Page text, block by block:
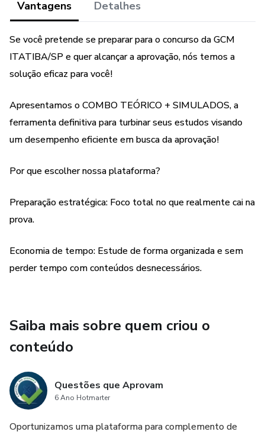
questões e simulados) até a data da prova
7. Após confirmação da compra - realizar cadastro (plano
grátis) no site www.questoesqueaprovam.com.br. Em até
24 horas o acesso será liberado de forma ilimitada.
Vantagens Detalhes
Se você pretende se preparar para o concurso da GCM
ITATIBA/SP e quer alcançar a aprovação, nós temos a
solução eficaz para você!
Apresentamos o COMBO TEÓRICO + SIMULADOS, a
ferramenta definitiva para turbinar seus estudos visando
um desempenho eficiente em busca da aprovação!
Por que escolher nossa plataforma?
Preparação estratégica: Foco total no que realmente cai na
prova.
Economia de tempo: Estude de forma organizada e sem
perder tempo com conteúdos desnecessários.
Saiba mais sobre quem criou o
conteúdo
Questões que Aprovam
6 Ano Hotmarter
Oportunizamos uma plataforma para complemento de